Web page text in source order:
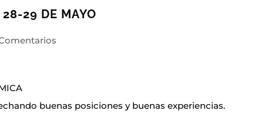
29 DE MAYO
buenas posiciones y buenas experiencias.